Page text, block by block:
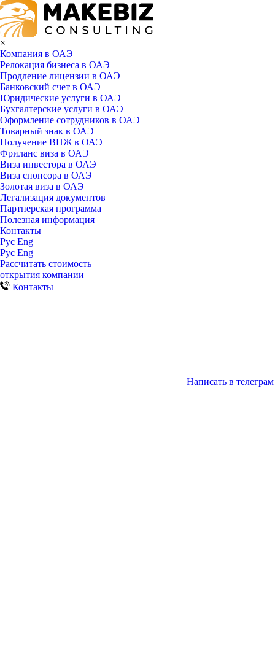
×
Компания в ОАЭ
Релокация бизнеса в ОАЭ
Продление лицензии в ОАЭ
Банковский счет в ОАЭ
Юридические услуги в ОАЭ
Бухгалтерские услуги в ОАЭ
Оформление сотрудников в ОАЭ
Товарный знак в ОАЭ
Получение ВНЖ в ОАЭ
Фриланс виза в ОАЭ
Виза инвестора в ОАЭ
Виза спонсора в ОАЭ
Золотая виза в ОАЭ
Легализация документов
Партнерская программа
Полезная информация
Контакты
Рус Eng
Рус Eng
Рассчитать стоимость
открытия компании
Контакты
Написать в телеграм